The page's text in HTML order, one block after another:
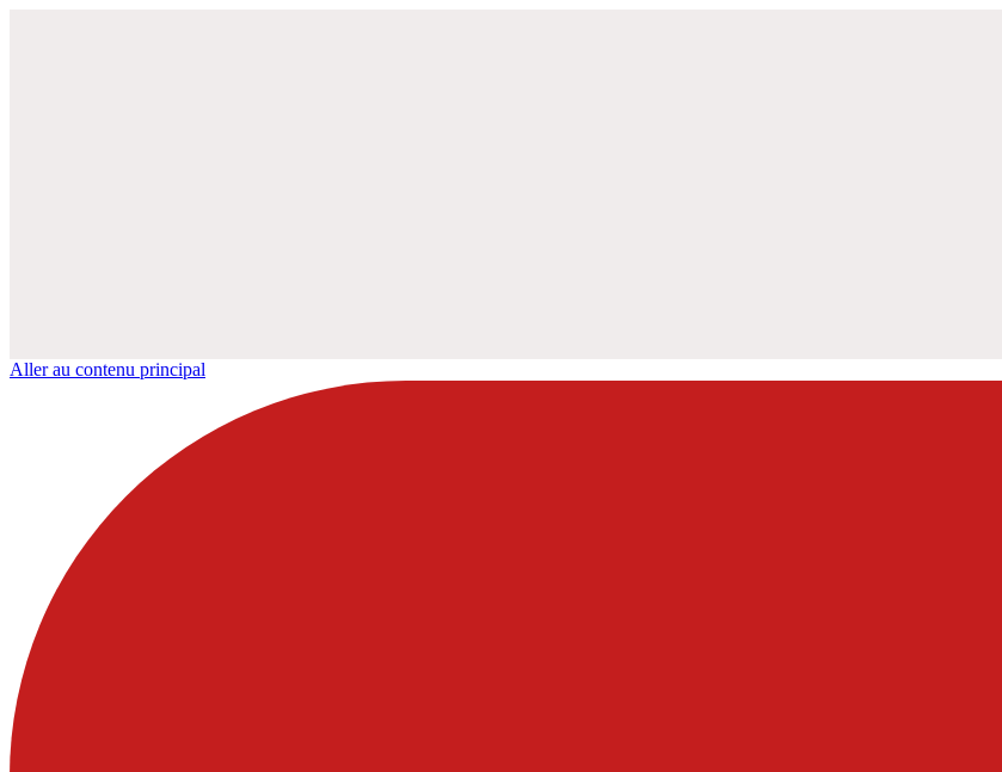
Aller au contenu principal